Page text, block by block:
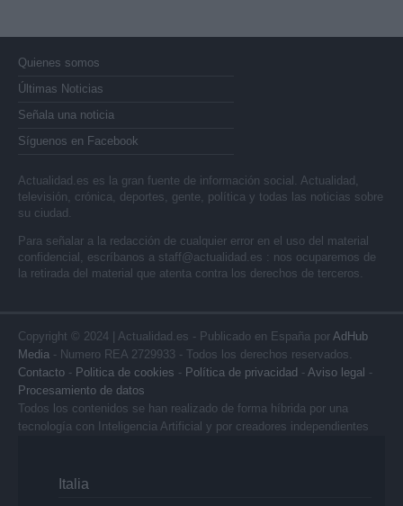
Quienes somos
Últimas Noticias
Señala una noticia
Síguenos en Facebook
Actualidad.es es la gran fuente de información social. Actualidad,
televisión, crónica, deportes, gente, política y todas las noticias sobre
su ciudad.
Para señalar a la redacción de cualquier error en el uso del material
confidencial, escríbanos a staff@actualidad.es : nos ocuparemos de
la retirada del material que atenta contra los derechos de terceros.
Copyright © 2024 | Actualidad.es - Publicado en España por AdHub
Media - Numero REA 2729933 - Todos los derechos reservados.
Contacto - Politica de cookies - Política de privacidad - Aviso legal -
Procesamiento de datos
Todos los contenidos se han realizado de forma híbrida por una
tecnología con Inteligencia Artificial y por creadores independientes
Italia